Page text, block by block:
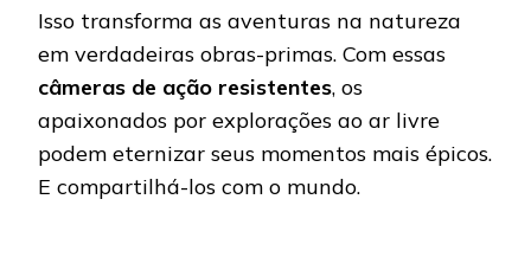
Isso transforma as aventuras na natureza
em verdadeiras obras-primas. Com essas
câmeras de ação resistentes, os
apaixonados por explorações ao ar livre
podem eternizar seus momentos mais épicos.
E compartilhá-los com o mundo.